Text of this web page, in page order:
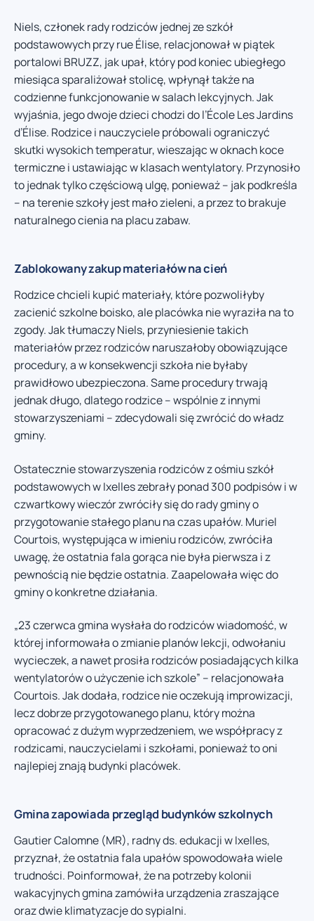
Niels, członek rady rodziców jednej ze szkół
podstawowych przy rue Élise, relacjonował w piątek
portalowi BRUZZ, jak upał, który pod koniec ubiegłego
miesiąca sparaliżował stolicę, wpłynął także na
codzienne funkcjonowanie w salach lekcyjnych. Jak
wyjaśnia, jego dwoje dzieci chodzi do l’École Les Jardins
d’Élise. Rodzice i nauczyciele próbowali ograniczyć
skutki wysokich temperatur, wieszając w oknach koce
termiczne i ustawiając w klasach wentylatory. Przynosiło
to jednak tylko częściową ulgę, ponieważ – jak podkreśla
– na terenie szkoły jest mało zieleni, a przez to brakuje
naturalnego cienia na placu zabaw.
Zablokowany zakup materiałów na cień
Rodzice chcieli kupić materiały, które pozwoliłyby
zacienić szkolne boisko, ale placówka nie wyraziła na to
zgody. Jak tłumaczy Niels, przyniesienie takich
materiałów przez rodziców naruszałoby obowiązujące
procedury, a w konsekwencji szkoła nie byłaby
prawidłowo ubezpieczona. Same procedury trwają
jednak długo, dlatego rodzice – wspólnie z innymi
stowarzyszeniami – zdecydowali się zwrócić do władz
gminy.
Ostatecznie stowarzyszenia rodziców z ośmiu szkół
podstawowych w Ixelles zebrały ponad 300 podpisów i w
czwartkowy wieczór zwróciły się do rady gminy o
przygotowanie stałego planu na czas upałów. Muriel
Courtois, występująca w imieniu rodziców, zwróciła
uwagę, że ostatnia fala gorąca nie była pierwsza i z
pewnością nie będzie ostatnia. Zaapelowała więc do
gminy o konkretne działania.
„23 czerwca gmina wysłała do rodziców wiadomość, w
której informowała o zmianie planów lekcji, odwołaniu
wycieczek, a nawet prosiła rodziców posiadających kilka
wentylatorów o użyczenie ich szkole” – relacjonowała
Courtois. Jak dodała, rodzice nie oczekują improwizacji,
lecz dobrze przygotowanego planu, który można
opracować z dużym wyprzedzeniem, we współpracy z
rodzicami, nauczycielami i szkołami, ponieważ to oni
najlepiej znają budynki placówek.
Gmina zapowiada przegląd budynków szkolnych
Gautier Calomne (MR), radny ds. edukacji w Ixelles,
przyznał, że ostatnia fala upałów spowodowała wiele
trudności. Poinformował, że na potrzeby kolonii
wakacyjnych gmina zamówiła urządzenia zraszające
oraz dwie klimatyzacje do sypialni.